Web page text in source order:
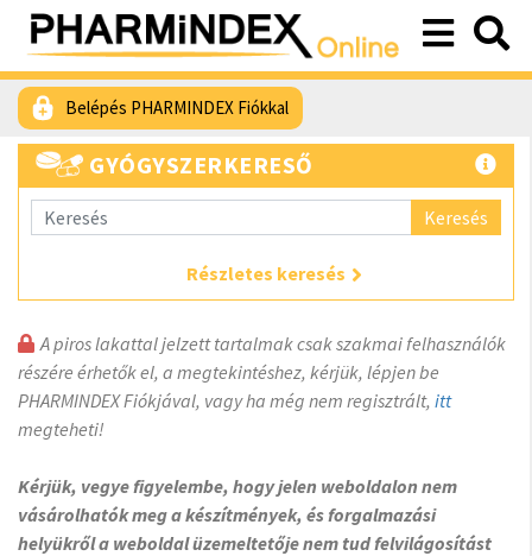
Belépés PHARMINDEX Fiókkal
GYÓGYSZERKERESŐ
Keresés
Részletes keresés
A piros lakattal jelzett tartalmak csak szakmai felhasználók
részére érhetők el, a megtekintéshez, kérjük, lépjen be
PHARMINDEX Fiókjával, vagy ha még nem regisztrált, itt
megteheti!
Kérjük, vegye figyelembe, hogy jelen weboldalon nem
vásárolhatók meg a készítmények, és forgalmazási
helyükről a weboldal üzemeltetője nem tud felvilágosítást